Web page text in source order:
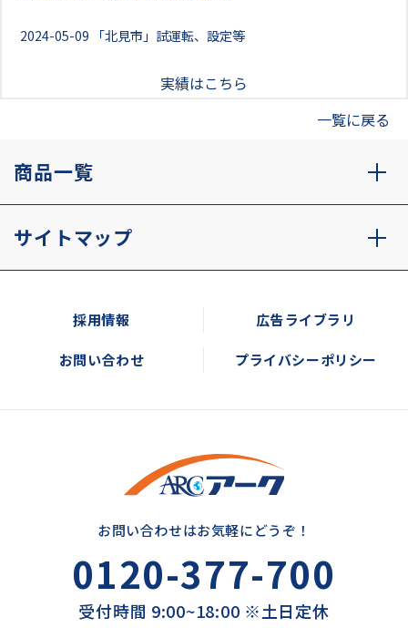
2024-05-09 「北見市」試運転、設定等
実績はこちら
一覧に戻る
商品一覧
サイトマップ
採用情報 広告ライブラリ
お問い合わせ プライバシーポリシー
お問い合わせはお気軽にどうぞ！
0120-377-700
受付時間 9:00~18:00 ※土日定休